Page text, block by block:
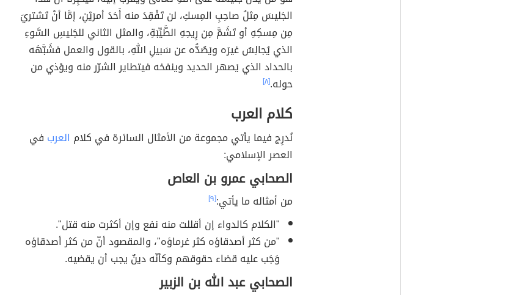
الجَليسَ مِثلُ صاحِبِ المِسكِ، لن تَفْقِدَ منه أَحَدَ أمرَيْنِ، إمَّا أنْ تَشتريَ
مِن مِسكِهِ أو تَشَمَّ مِن رِيحِهِ الطَّيِّبَةِ، والمثل الثاني للجَليسِ السَّوءِ
الذي يُجالِسُ غيرَه ويَصُدُّه عن سَبيلِ اللهِ، بالقول والعمل فشَبَّهَه
بالحداد الذي يَصهر الحديد وينفخه فيتطاير الشرّر منه ويؤذي من
حوله.[٨]
كلام العرب
نُدرِج فيما يأتي مجموعة من الأمثال السائرة في كلام العرب في
العصر الإسلامي:
الصحابي عمرو بن العاص
من أمثاله ما يأتي:[٩]
"الكلام كالدواء إن أقللت منه نفع وإن أكثرت منه قتل".
"من كثر أصدقاؤه كثر غرماؤه"، والمقصود أنّ من كثر أصدقاؤه
وَجَب عليه قضاء حقوقهم وكأنّه دينٌ يجب أن يقضيه.
الصحابي عبد الله بن الزبير